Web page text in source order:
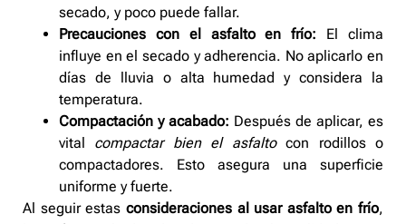
secado, y poco puede fallar.
Precauciones con el asfalto en frío: El clima
influye en el secado y adherencia. No aplicarlo en
días de lluvia o alta humedad y considera la
temperatura.
Compactación y acabado: Después de aplicar, es
vital compactar bien el asfaltocon rodillos o
compactadores. Esto asegura una superficie
uniforme y fuerte.
Al seguir estas consideraciones al usar asfalto en frío,